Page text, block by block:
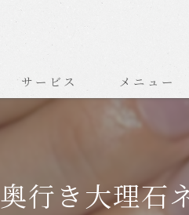
サービス メニュー
奥行き大理石